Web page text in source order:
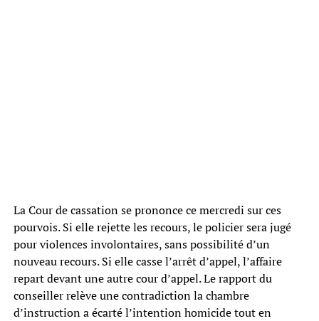
La Cour de cassation se prononce ce mercredi sur ces
pourvois. Si elle rejette les recours, le policier sera jugé
pour violences involontaires, sans possibilité d’un
nouveau recours. Si elle casse l’arrêt d’appel, l’affaire
repart devant une autre cour d’appel. Le rapport du
conseiller relève une contradiction la chambre
d’instruction a écarté l’intention homicide tout en